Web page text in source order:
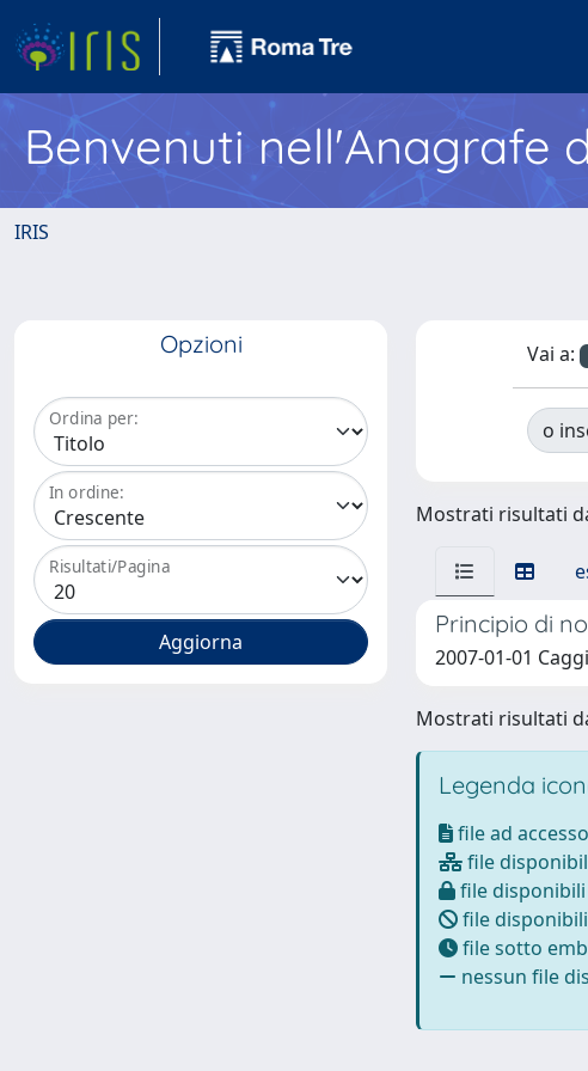
Benvenuti nell'Anagrafe
IRIS
Opzioni
Ordina per:
In ordine:
Risultati/Pagina
Vai a:
o
Mostrati risultati
Principio di
2007-01-01
Mostrati risultati
Legenda
file ad
file
file
file
file sotto
nessun file